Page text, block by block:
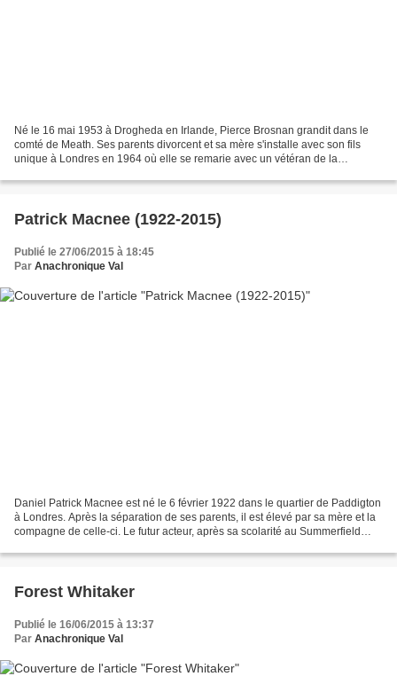
Né le 16 mai 1953 à Drogheda en Irlande, Pierce Brosnan grandit dans le
comté de Meath. Ses parents divorcent et sa mère s'installe avec son fils
unique à Londres en 1964 où elle se remarie avec un vétéran de la
Patrick Macnee (1922-2015)
Publié le 27/06/2015 à 18:45
Par Anachronique Val
Daniel Patrick Macnee est né le 6 février 1922 dans le quartier de Paddigton
à Londres. Après la séparation de ses parents, il est élevé par sa mère et la
compagne de celle-ci. Le futur acteur, après sa scolarité au Summerfield
Forest Whitaker
Publié le 16/06/2015 à 13:37
Par Anachronique Val